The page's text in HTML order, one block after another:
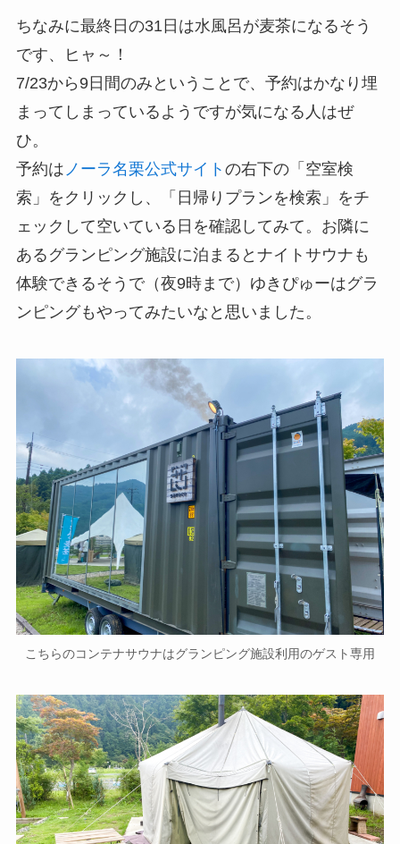
ちなみに最終日の31日は水風呂が麦茶になるそう
です、ヒャ～！
7/23から9日間のみということで、予約はかなり埋
まってしまっているようですが気になる人はぜ
ひ。
予約は ノーラ名栗公式サイト の右下の「空室検
索」をクリックし、「日帰りプランを検索」をチ
ェックして空いている日を確認してみて。お隣に
あるグランピング施設に泊まるとナイトサウナも
体験できるそうで（夜9時まで）ゆきぴゅーはグラ
ンピングもやってみたいなと思いました。
こちらのコンテナサウナはグランピング施設利用のゲスト専用